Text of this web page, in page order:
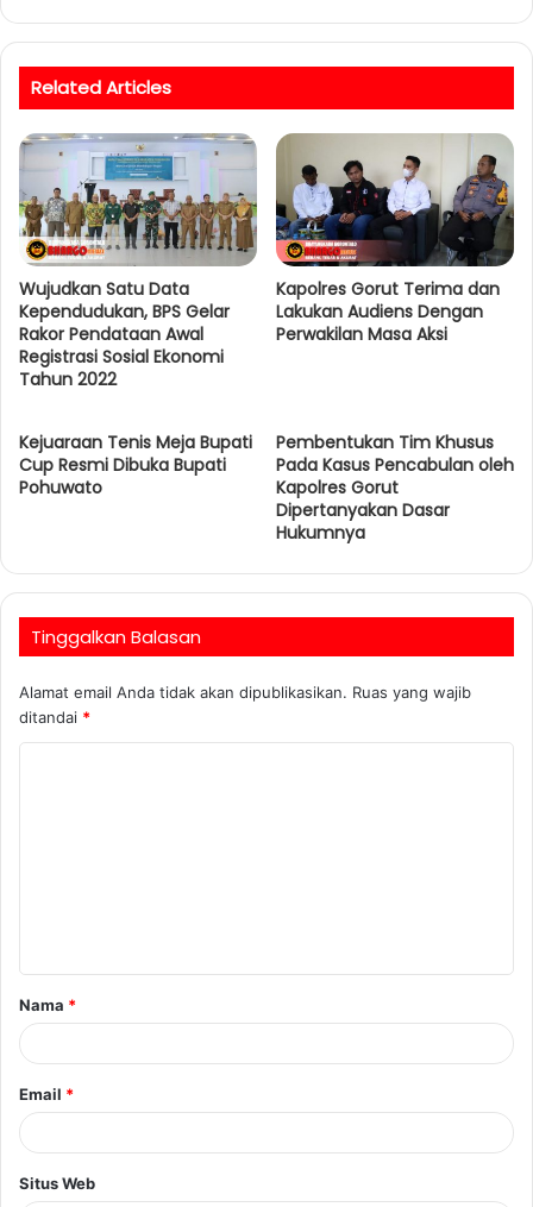
Related Articles
Wujudkan Satu Data
Kependudukan, BPS Gelar
Rakor Pendataan Awal
Registrasi Sosial Ekonomi
Tahun 2022
Kapolres Gorut Terima dan
Lakukan Audiens Dengan
Perwakilan Masa Aksi
Kejuaraan Tenis Meja Bupati
Cup Resmi Dibuka Bupati
Pohuwato
Pembentukan Tim Khusus
Pada Kasus Pencabulan oleh
Kapolres Gorut
Dipertanyakan Dasar
Hukumnya
Tinggalkan Balasan
Alamat email Anda tidak akan dipublikasikan. Ruas yang wajib
ditandai *
Nama *
Email *
Situs Web